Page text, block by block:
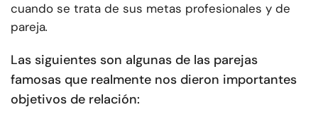
cuando se trata de sus metas profesionales y de
pareja.
Las siguientes son algunas de las parejas
famosas que realmente nos dieron importantes
objetivos de relación: